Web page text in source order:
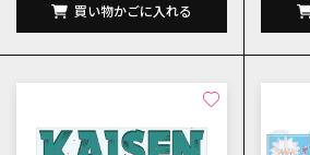
買い物かごに入れる